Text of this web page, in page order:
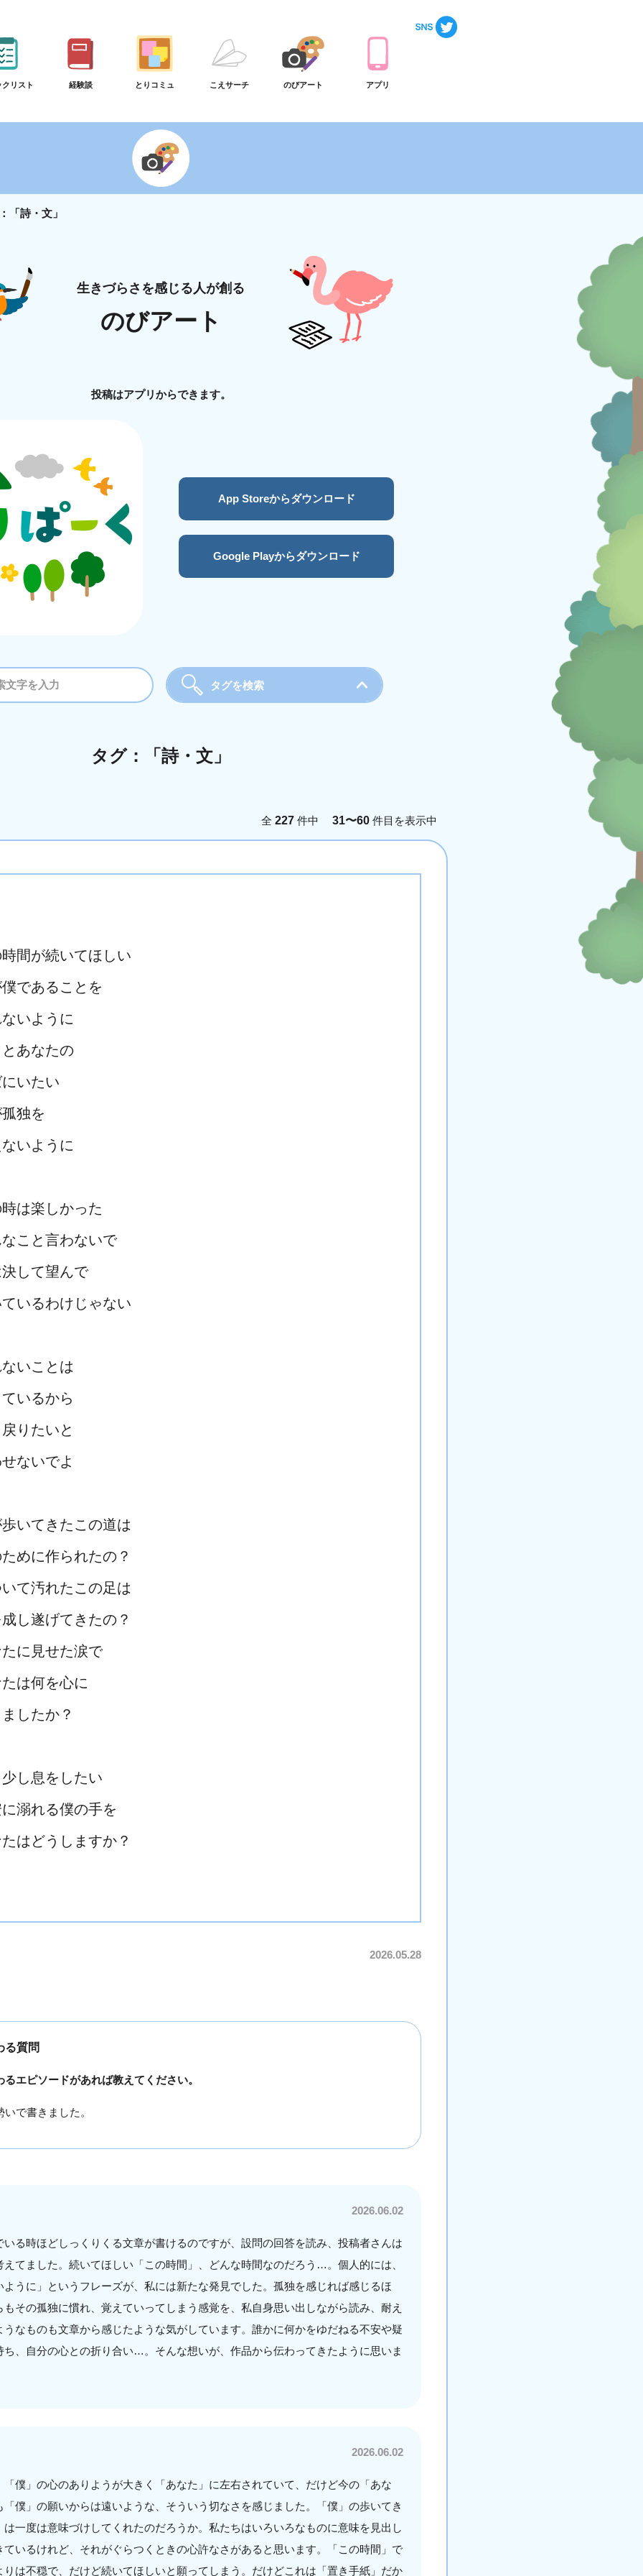
リスト 経験談 とりコミュ こえサーチ のびアート アプリ
「詩・文」
生きづらさを感じる人が創る
のびアート
投稿はアプリからできます。
App Storeからダウンロード
Google Playからダウンロード
タグを検索
詩・文
タグ：「詩・文」
全 227 件中 31〜60 件目を表示中
間が続いてほしい
であることを
いように
あなたの
いたい
独を
いように
は楽しかった
こと言わないで
して望んで
いるわけじゃない
いことは
いるから
りたいと
ないでよ
いてきたこの道は
めに作られたの？
て汚れたこの足は
し遂げてきたの？
に見せた涙で
は何を心に
したか？
し息をしたい
溺れる僕の手を
はどうしますか？
2026.05.28
る質問
エピソードがあれば教えてください。
で書きました。
2026.06.02
いる時ほどしっくりくる文章が書けるのですが、設問の回答を読み、投稿者さんは
えてました。続いてほしい「この時間」、どんな時間なのだろう…。個人的には、
ように」というフレーズが、私には新たな発見でした。孤独を感じれば感じるほ
その孤独に慣れ、覚えていってしまう感覚を、私自身思い出しながら読み、耐え
うなものも文章から感じたような気がしています。誰かに何かをゆだねる不安や疑
ち、自分の心との折り合い…。そんな想いが、作品から伝わってきたように思いま
2026.06.02
「僕」の心のありようが大きく「あなた」に左右されていて、だけど今の「あな
「僕」の願いからは遠いような、そういう切なさを感じました。「僕」の歩いてき
は一度は意味づけしてくれたのだろうか。私たちはいろいろなものに意味を見出し
ているけれど、それがぐらつくときの心許なさがあると思います。「この時間」で
りは不穏で、だけど続いてほしいと願ってしまう。だけどこれは「置き手紙」だか